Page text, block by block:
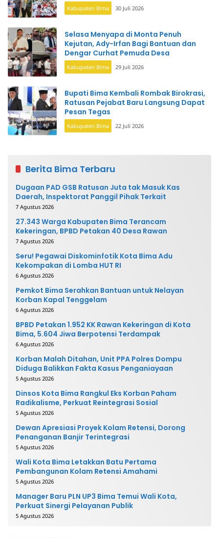
Kabupaten Bima 30 Juli 2026
Selasa Menyapa di Monta Penuh
Kejutan, Ady-Irfan Bagi Bantuan dan
Dengar Curhat Pemuda Desa
Kabupaten Bima 29 Juli 2026
Bupati Bima Kembali Rombak Birokrasi,
Ratusan Pejabat Baru Langsung Dapat
Pesan Tegas
Kabupaten Bima 22 Juli 2026
Berita Bima Terbaru
Dugaan PAD GSB Ratusan Juta tak Masuk Kas
Daerah, Inspektorat Panggil Pihak Terkait
7 Agustus 2026
27.343 Warga Kabupaten Bima Terancam
Kekeringan, BPBD Petakan 40 Desa Rawan
7 Agustus 2026
Seru! Pegawai Diskominfotik Kota Bima Adu
Kekompakan di Lomba HUT RI
6 Agustus 2026
Pemkot Bima Serahkan Bantuan untuk Nelayan
Korban Kapal Tenggelam
6 Agustus 2026
BPBD Petakan 1.952 KK Rawan Kekeringan di Kota
Bima, 5.604 Jiwa Berpotensi Terdampak
6 Agustus 2026
Korban Malah Ditahan, Unit PPA Polres Dompu
Diduga Balikkan Fakta Kasus Penganiayaan
5 Agustus 2026
Dinsos Kota Bima Rangkul Eks Korban Paham
Radikalisme, Perkuat Reintegrasi Sosial
5 Agustus 2026
Dewan Apresiasi Proyek Kolam Retensi, Dorong
Penanganan Banjir Terintegrasi
5 Agustus 2026
Wali Kota Bima Letakkan Batu Pertama
Pembangunan Kolam Retensi Amahami
5 Agustus 2026
Manager Baru PLN UP3 Bima Temui Wali Kota,
Perkuat Sinergi Pelayanan Publik
5 Agustus 2026